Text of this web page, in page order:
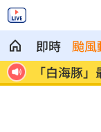
即時 颱風
了
李棟旭拍